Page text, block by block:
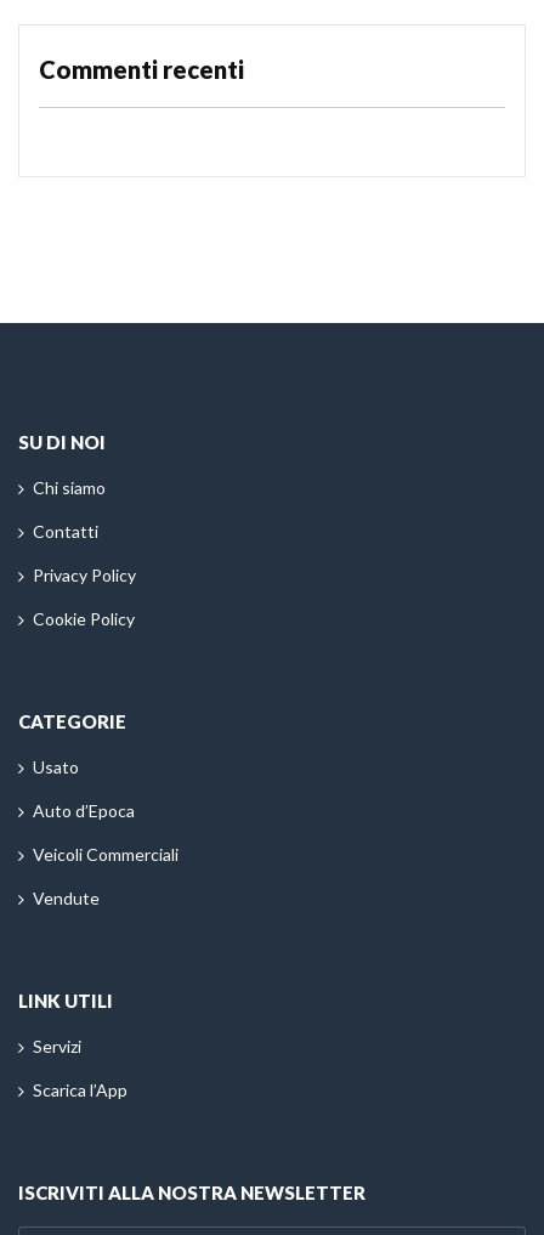
Commenti recenti
SU DI NOI
Chi siamo
Contatti
Privacy Policy
Cookie Policy
CATEGORIE
Usato
Auto d’Epoca
Veicoli Commerciali
Vendute
LINK UTILI
Servizi
Scarica l’App
ISCRIVITI ALLA NOSTRA NEWSLETTER